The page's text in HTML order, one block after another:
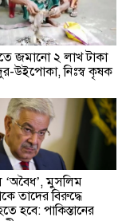
জমানো ২ লাখ টাকা
উইপোকা, নিঃস্ব কৃষক
‘অবৈধ’, মুসলিম
তাদের বিরুদ্ধে
হবে: পাকিস্তানের